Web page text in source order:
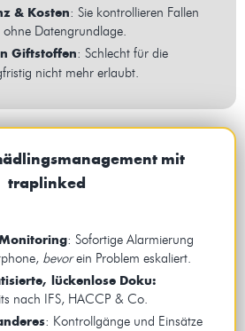
& Kosten: Sie kontrollieren Fallen
Datengrundlage.
Giftstoffen: Schlecht für die
nicht mehr erlaubt.
mit
traplinked
: Sofortige Alarmierung
bevorein Problem eskaliert.
lückenlose Doku:
nach IFS, HACCP & Co.
: Kontrollgänge und Einsätze